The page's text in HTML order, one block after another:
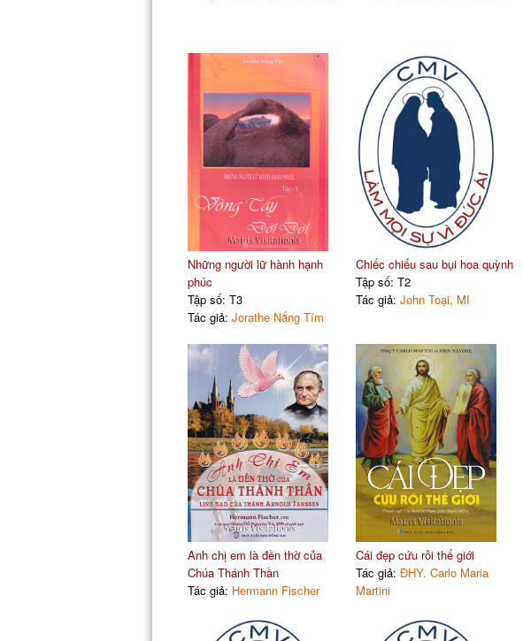
Những người lữ hành hạnh
phúc
Tập số: T3
Tác giả: Jorathe Nắng Tím
Chiếc chiếu sau bụi hoa quỳnh
Tập số: T2
Tác giả: John Toại, MI
Anh chị em là đền thờ của
Chúa Thánh Thần
Tác giả: Hermann Fischer
Cái đẹp cứu rỗi thế giới
Tác giả: ĐHY. Carlo Maria
Martini